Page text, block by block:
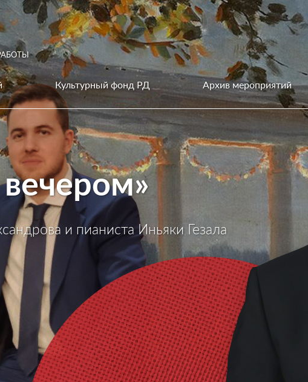
Культурный фонд РД Архив мероприятий
и пианиста Иньяки Гезала